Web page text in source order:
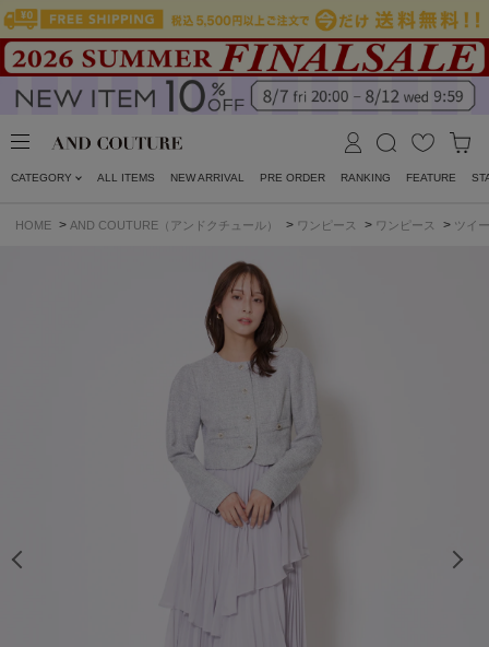
CATEGORY ALL ITEMS NEW ARRIVAL PRE ORDER RANKING FEATURE
HOME > AND COUTURE（アンドクチュール） > ワンピース > ワンピース > ツイ